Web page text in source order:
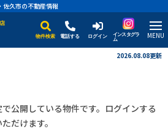
佐久市の不動産情報
物件検索 電話する ログイン
インスタグラ
ム
MENU
2026.08.08更新
公開している物件です。ログインする
だけます。